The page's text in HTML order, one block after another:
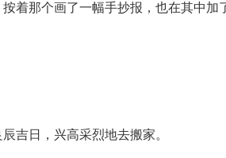
着那个画了一幅手抄报，也在其中加
日，兴高采烈地去搬家。